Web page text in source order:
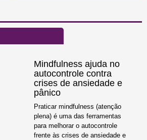
Mindfulness ajuda no
autocontrole contra
crises de ansiedade e
pânico
Praticar mindfulness (atenção
plena) é uma das ferramentas
para melhorar o autocontrole
frente às crises de ansiedade e